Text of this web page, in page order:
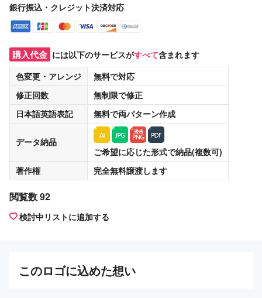
銀行振込・クレジット決済対応
購入代金 には以下のサービスがすべて含まれます
色変更・アレンジ
無料で対応
修正回数
無制限で修正
日本語英語表記
無料で両パターン作成
データ納品
ご希望に応じた形式で納品(複数可)
著作権
完全無料譲渡します
閲覧数 92
検討中リストに追加する
このロゴに込めた想い